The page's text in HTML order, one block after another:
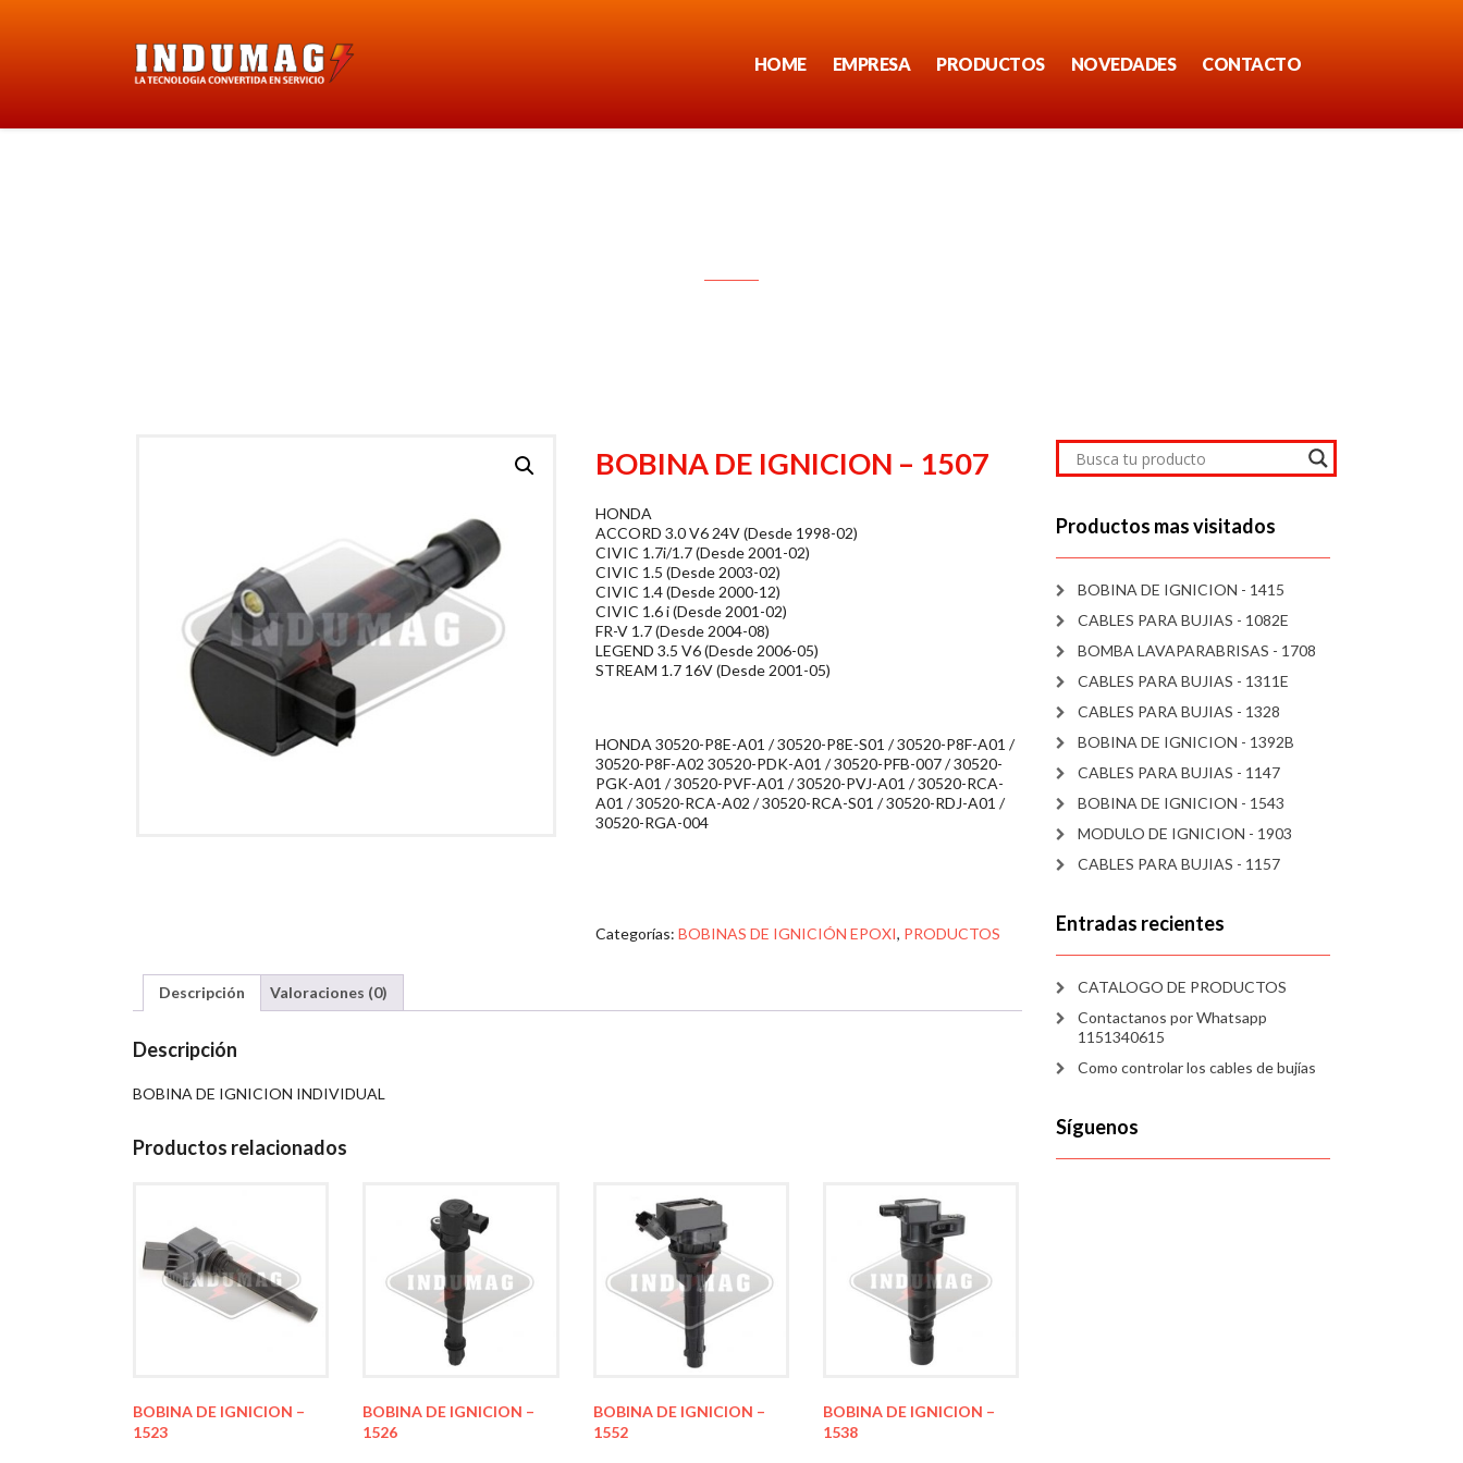
HOME EMPRESA PRODUCTOS NOVEDADES CONTACTO
BOBINA DE IGNICION – 1507
HONDA
ACCORD 3.0 V6 24V (Desde 1998-02)
CIVIC 1.7i/1.7 (Desde 2001-02)
CIVIC 1.5 (Desde 2003-02)
CIVIC 1.4 (Desde 2000-12)
CIVIC 1.6 i (Desde 2001-02)
FR-V 1.7 (Desde 2004-08)
LEGEND 3.5 V6 (Desde 2006-05)
STREAM 1.7 16V (Desde 2001-05)
HONDA 30520-P8E-A01 / 30520-P8E-S01 / 30520-P8F-A01 /
30520-P8F-A02 30520-PDK-A01 / 30520-PFB-007 / 30520-
PGK-A01 / 30520-PVF-A01 / 30520-PVJ-A01 / 30520-RCA-
A01 / 30520-RCA-A02 / 30520-RCA-S01 / 30520-RDJ-A01 /
30520-RGA-004
Categorías:BOBINAS DE IGNICIÓN EPOXI, PRODUCTOS
Descripción Valoraciones (0)
Descripción
BOBINA DE IGNICION INDIVIDUAL
Productos relacionados
BOBINA DE IGNICION –
1523
BOBINA DE IGNICION –
1526
BOBINA DE IGNICION –
1552
BOBINA DE IGNICION –
1538
Productos mas visitados
BOBINA DE IGNICION - 1415
CABLES PARA BUJIAS - 1082E
BOMBA LAVAPARABRISAS - 1708
CABLES PARA BUJIAS - 1311E
CABLES PARA BUJIAS - 1328
BOBINA DE IGNICION - 1392B
CABLES PARA BUJIAS - 1147
BOBINA DE IGNICION - 1543
MODULO DE IGNICION - 1903
CABLES PARA BUJIAS - 1157
Entradas recientes
CATALOGO DE PRODUCTOS
Contactanos por Whatsapp
1151340615
Como controlar los cables de bujías
Síguenos